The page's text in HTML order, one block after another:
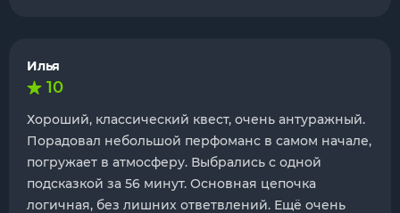
Илья
10
Хороший, классический квест, очень антуражный.
Порадовал небольшой перфоманс в самом начале,
погружает в атмосферу. Выбрались с одной
подсказкой за 56 минут. Основная цепочка
логичная, без лишних ответвлений. Ещё очень